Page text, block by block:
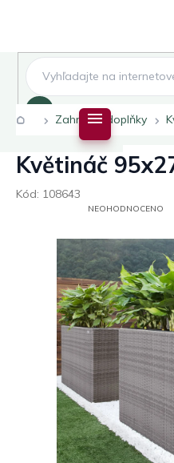
DomůZahradní doplňky
Květináč
Kód: 108643
PRŮMĚRNÉ
HVĚZDIČEK.
NEOHODNOCENO